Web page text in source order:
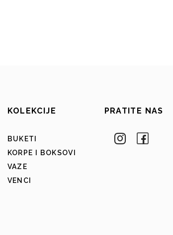
KOLEKCIJE
BUKETI
KORPE I BOKSOVI
VAZE
VENCI
PRATITE NAS